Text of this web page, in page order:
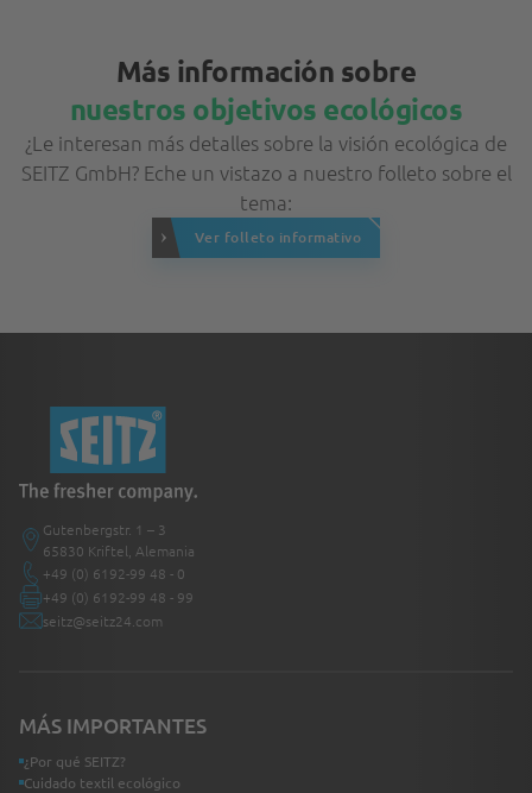
Más información sobre
nuestros objetivos ecológicos
¿Le interesan más detalles sobre la visión ecológica de
SEITZ GmbH? Eche un vistazo a nuestro folleto sobre el
tema:
Ver folleto informativo
Gutenbergstr. 1 – 3
65830 Kriftel, Alemania
+49 (0) 6192-99 48 - 0
+49 (0) 6192-99 48 - 99
seitz@seitz24.com
MÁS IMPORTANTES
¿Por qué SEITZ?
Cuidado textil ecológico